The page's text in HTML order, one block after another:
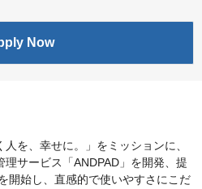
Now
を、幸せに。」をミッションに、
サービス「ANDPAD」を開発、提
開始し、直感的で使いやすさにこだ